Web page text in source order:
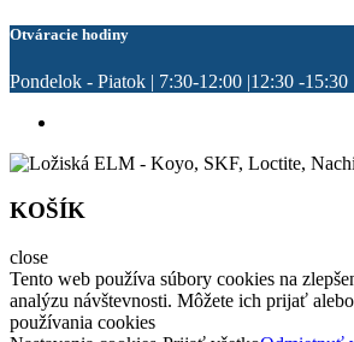
Otváracie hodiny
Pondelok - Piatok | 7:30-12:00 |12:30 -15:30
KOŠÍK
close
Tento web používa súbory cookies na
analýzu návštevnosti. Môžete ich prijať
používania cookies